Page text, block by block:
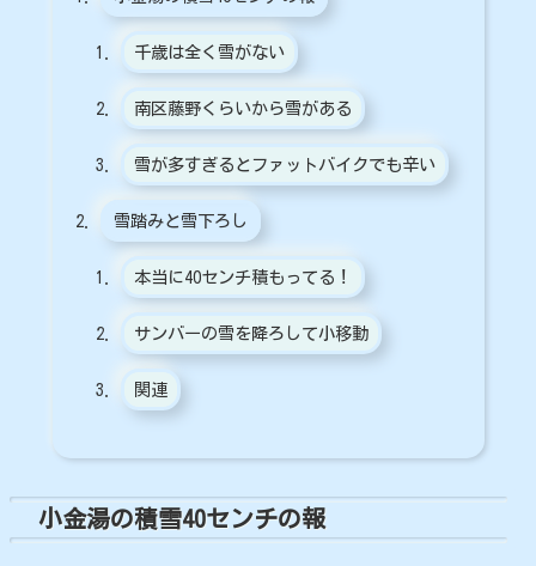
千歳は全く雪がない
南区藤野くらいから雪がある
雪が多すぎるとファットバイクでも辛い
雪踏みと雪下ろし
本当に40センチ積もってる！
サンバーの雪を降ろして小移動
関連
小金湯の積雪40センチの報